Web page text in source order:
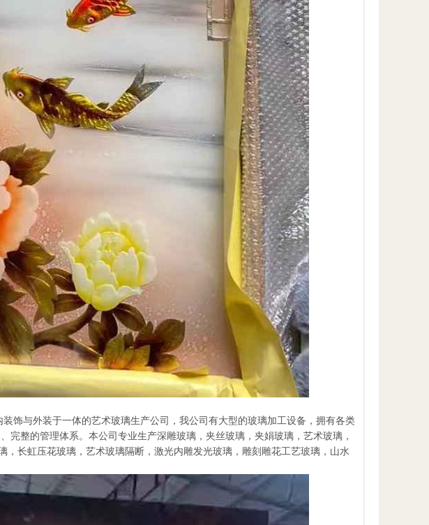
饰与外装于一体的艺术玻璃生产公司，我公司有大型的玻璃加工设备，拥有各类
完整的管理体系。本公司专业生产深雕玻璃，夹丝玻璃，夹娟玻璃，艺术玻璃，
长虹压花玻璃，艺术玻璃隔断，激光内雕发光玻璃，雕刻雕花工艺玻璃，山水